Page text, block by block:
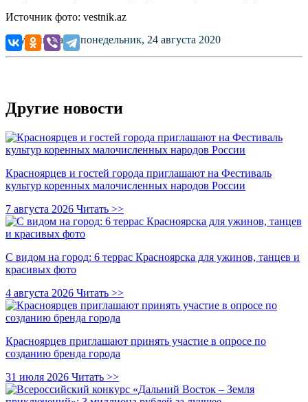
Источник фото: vestnik.az
Опубликовано: понедельник, 24 августа 2020
Другие новости
Красноярцев и гостей города приглашают на Фестиваль
культур коренных малочисленных народов России
7 августа 2026 Читать >>
С видом на город: 6 террас Красноярска для ужинов, танцев и
красивых фото
4 августа 2026 Читать >>
Красноярцев приглашают принять участие в опросе по
созданию бренда города
31 июля 2026 Читать >>